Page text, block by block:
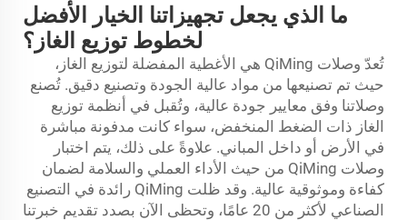
ما الذي يجعل تجهيزاتنا الخيار الأفضل
لخطوط توزيع الغاز؟
تُعدّ وصلات QiMing هي الأغطية المفضلة لتوزيع الغاز،
حيث تم تصنيعها من مواد عالية الجودة وتصنيع دقيق. تُصنع
وصلاتنا وفق معايير جودة عالية، وتُقبل في أنظمة توزيع
الغاز ذات الضغط المنخفض، سواء كانت مدفونة مباشرة
في الأرض أو داخل المباني. علاوةً على ذلك، يتم اختبار
وصلات QiMing من حيث الأداء العملي والسلامة لضمان
كفاءة وموثوقية عالية. وقد ظلت QiMing رائدة في التصنيع
الصناعي لأكثر من 20 عامًا، وتحظى الآن بصدد تقديم خبرتنا